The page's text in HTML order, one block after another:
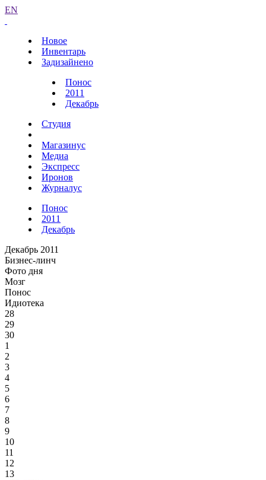
EN
Новое
Инвентарь
Задизайнено
Понос
2011
Декабрь
Студия
Магазинус
Медиа
Экспресс
Иронов
Журналус
Понос
2011
Декабрь
Декабрь 2011
Бизнес-линч
Фото дня
Мозг
Понос
Идиотека
28
29
30
1
2
3
4
5
6
7
8
9
10
11
12
13